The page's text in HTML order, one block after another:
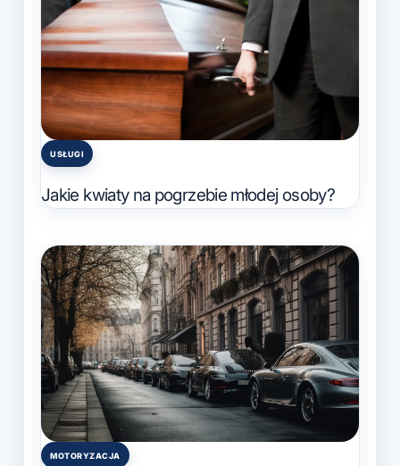
Posted
USŁUGI
Jakie kwiaty na pogrzebie młodej osoby?
MOTORYZACJA